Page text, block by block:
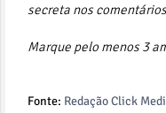
secreta nos
Marque pelo menos 3
Fonte: Redação Click